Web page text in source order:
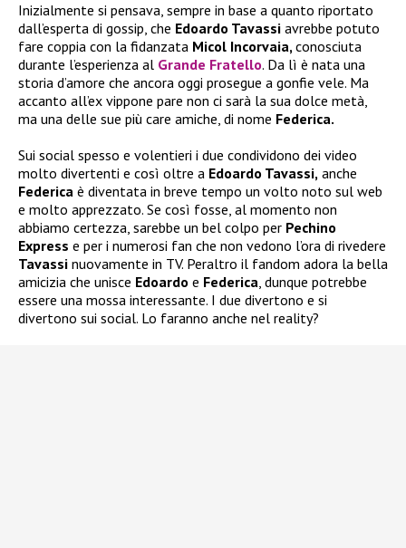
Inizialmente si pensava, sempre in base a quanto riportato
dall’esperta di gossip, che Edoardo Tavassi avrebbe potuto
fare coppia con la fidanzata Micol Incorvaia,conosciuta
durante l’esperienza al Grande Fratello. Da lì è nata una
storia d’amore che ancora oggi prosegue a gonfie vele. Ma
accanto all’ex vippone pare non ci sarà la sua dolce metà,
ma una delle sue più care amiche, di nome Federica.
Sui social spesso e volentieri i due condividono dei video
molto divertenti e così oltre a Edoardo Tavassi, anche
Federica è diventata in breve tempo un volto noto sul web
e molto apprezzato. Se così fosse, al momento non
abbiamo certezza, sarebbe un bel colpo per Pechino
Express e per i numerosi fan che non vedono l’ora di rivedere
Tavassi nuovamente in TV. Peraltro il fandom adora la bella
amicizia che unisce Edoardo e Federica, dunque potrebbe
essere una mossa interessante. I due divertono e si
divertono sui social. Lo faranno anche nel reality?